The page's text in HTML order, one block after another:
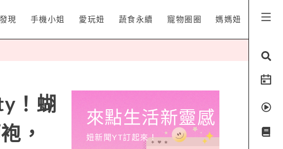
現 手機小姐 愛玩妞 蔬食永續 寵物圈圈 媽媽妞
！蝴
，
來點生活新靈感
妞新聞YT訂起來！